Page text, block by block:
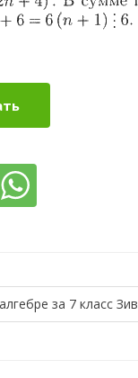
за 7 класс Зив